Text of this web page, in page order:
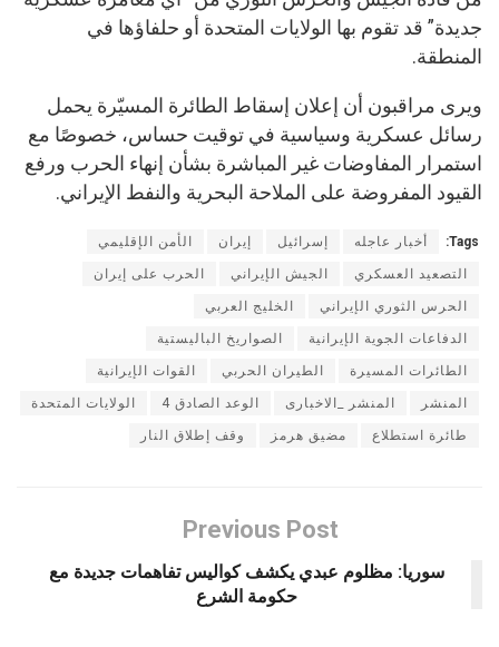
جديدة” قد تقوم بها الولايات المتحدة أو حلفاؤها في
المنطقة.
ويرى مراقبون أن إعلان إسقاط الطائرة المسيّرة يحمل
رسائل عسكرية وسياسية في توقيت حساس، خصوصًا مع
استمرار المفاوضات غير المباشرة بشأن إنهاء الحرب ورفع
القيود المفروضة على الملاحة البحرية والنفط الإيراني.
Tags: أخبار عاجله إسرائيل إيران الأمن الإقليمي
التصعيد العسكري الجيش الإيراني الحرب على إيران
الحرس الثوري الإيراني الخليج العربي
الدفاعات الجوية الإيرانية الصواريخ الباليستية
الطائرات المسيرة الطيران الحربي القوات الإيرانية
المنشر المنشر _الاخبارى الوعد الصادق 4 الولايات المتحدة
طائرة استطلاع مضيق هرمز وقف إطلاق النار
Previous Post
سوريا: مظلوم عبدي يكشف كواليس تفاهمات جديدة مع
حكومة الشرع